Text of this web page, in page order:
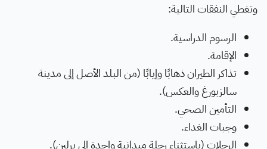
وتغطي النفقات التالية:
الرسوم الدراسية.
الإقامة.
تذاكر الطيران ذهابًا وإيابًا (من البلد الأصل إلى مدينة
سالزبورغ والعكس).
التأمين الصحي.
وجبات الغداء.
الرحلات (باستثناء رحلة ميدانية واحدة إلى برلين).